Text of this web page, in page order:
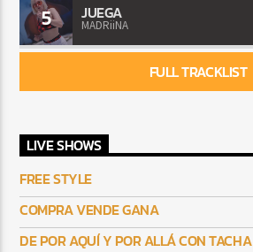
5 JUEGA
MADRiiNA
FULL TRACKLIST
LIVE SHOWS
FREE STYLE
COMPRA VENDE GANA
DE POR AQUÍ Y POR ALLÁ CON TACHA